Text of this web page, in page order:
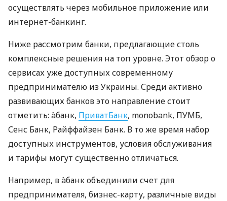
осуществлять через мобильное приложение или
интернет-банкинг.
Ниже рассмотрим банки, предлагающие столь
комплексные решения на топ уровне. Этот обзор о
сервисах уже доступных современному
предпринимателю из Украины. Среди активно
развивающих банков это направление стоит
отметить: àбанк, ПриватБанк, monobank, ПУМБ,
Сенс Банк, Райффайзен Банк. В то же время набор
доступных инструментов, условия обслуживания
и тарифы могут существенно отличаться.
Например, в àбанк объединили счет для
предпринимателя, бизнес-карту, различные виды